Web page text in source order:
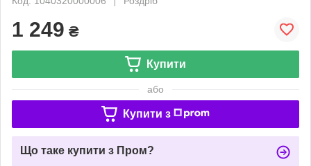
1 249 ₴
Купити
або
Купити з
Що таке купити з Пром?